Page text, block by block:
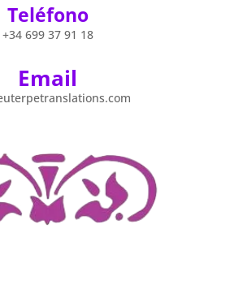
Teléfono
+34 699 37 91 18
Email